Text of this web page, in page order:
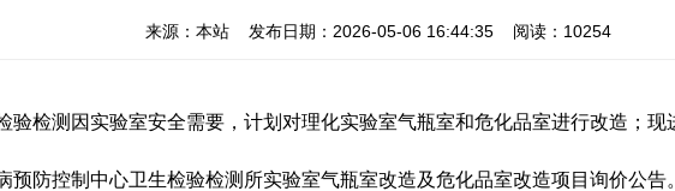
来源：本站 发布日期：2026-05-06 16:44:35 阅读：10254
验检测因实验室安全需要，计划 对理化实验室气瓶室和危化品室进行改造 ；
预防控制中心卫生检验检测所实验室气瓶室改造及危化品室改造项目 询价公告。